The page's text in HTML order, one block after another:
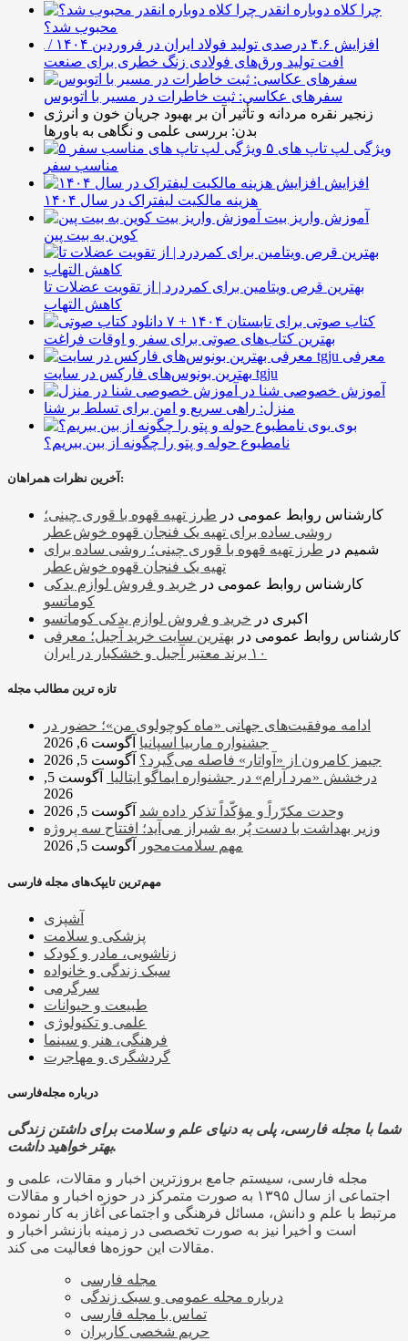
چرا کلاه دوباره انقدر
محبوب شد؟
افزایش ۴.۶ درصدی تولید فولاد ایران در فروردین ۱۴۰۴ /
افت تولید ورق‌های فولادی زنگ خطری برای صنعت
سفرهای عکاسی: ثبت خاطرات در مسیر با اتوبوس
زنجیر نقره مردانه و تأثیر آن بر بهبود جریان خون و انرژی
بدن: بررسی علمی و نگاهی به باورها
۵ ویژگی لپ تاپ های
مناسب سفر
افزایش
هزینه مالکیت لیفتراک در سال ۱۴۰۴
آموزش واریز بیت
کوین به بیت پین
بهترین قرص ویتامین برای کمردرد | از تقویت عضلات تا
کاهش التهاب
۷ کتاب صوتی برای تابستان ۱۴۰۴ +
بهترین کتاب‌های صوتی برای سفر و اوقات فراغت
معرفی
بهترین بونوس‌های فارکس در سایت tgju
آموزش خصوصی شنا در
منزل: راهی سریع و امن برای تسلط بر شنا
بوی
نامطبوع حوله و پتو را چگونه از بین ببریم؟
آخرین نظرات همراهان:
کارشناس روابط عمومی در طرز تهیه قهوه با قوری چینی؛
روشی ساده برای تهیه یک فنجان قهوه خوش‌عطر
شمیم در طرز تهیه قهوه با قوری چینی؛ روشی ساده برای
تهیه یک فنجان قهوه خوش‌عطر
کارشناس روابط عمومی در خرید و فروش لوازم یدکی
کوماتسو
اکبری در خرید و فروش لوازم یدکی کوماتسو
کارشناس روابط عمومی در بهترین سایت خرید آجیل؛ معرفی
۱۰ برند معتبر آجیل و خشکبار در ایران
تازه ترین مطالب مجله
ادامه موفقیت‌های جهانی «ماه کوچولوی من»؛ حضور در
جشنواره ماربیا اسپانیا آگوست 6, 2026
جیمز کامرون از «آواتار» فاصله می‌گیرد؟ آگوست 5, 2026
درخشش «مرد آرام» در جشنواره ایماگو ایتالیا
آگوست 5,
2026
وحدت مکرّراً و مؤکّداً تذکر داده شد آگوست 5, 2026
وزیر بهداشت با دست پُر به شیراز می‌آید؛ افتتاح سه پروژه
مهم سلامت‌محور
آگوست 5, 2026
مهم‌ترین تایپک‌های مجله فارسی
آشپزی
پزشکی و سلامت
زناشویی، مادر و کودک
سبک زندگی و خانواده
سرگرمی
طبیعت و حیوانات
علمی و تکنولوژی
فرهنگی، هنر و سینما
گردشگری و مهاجرت
درباره مجله‌فارسی
شما با مجله فارسی، پلی به دنیای علم و سلامت برای داشتن زندگی
بهتر خواهید داشت.
مجله فارسی، سیستم جامع بروزترین اخبار و مقالات، علمی و
اجتماعی از سال ۱۳۹۵ به صورت متمرکز در حوزه اخبار و مقالات
مرتبط با علم و دانش، مسائل فرهنگی و اجتماعی آغاز به کار نموده
است و اخیرا نیز به صورت تخصصی در زمینه بازنشر اخبار و
مقالات این حوزه‌ها فعالیت می کند.
مجله فارسی
درباره مجله عمومی و سبک زندگی
تماس با مجله فارسی
حریم شخصی کاربران